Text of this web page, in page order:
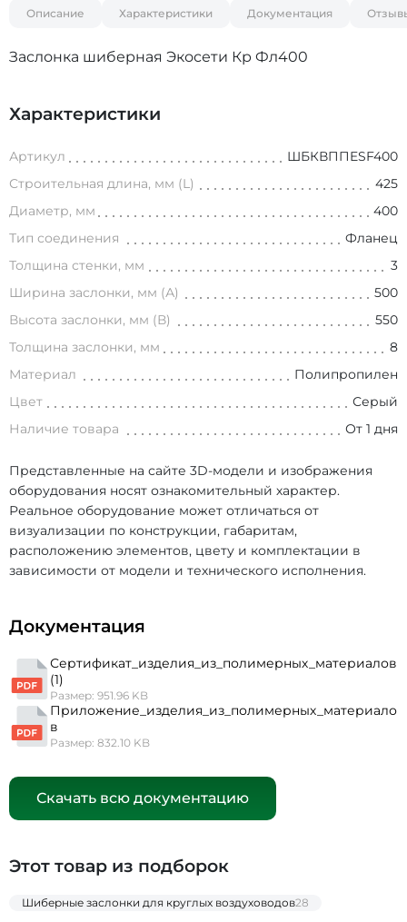
Описание Характеристики Документация
Заслонка шиберная Экосети Кр Фл400
Характеристики
Артикул
ШБКВППESF400
Строительная длина, мм (L)
425
Диаметр, мм
400
Тип соединения
Фланец
Толщина стенки, мм
3
Ширина заслонки, мм (А)
500
Высота заслонки, мм (В)
550
Толщина заслонки, мм
8
Материал
Полипропилен
Цвет
Серый
Наличие товара
От 1 дня
Представленные на сайте 3D-модели и изображения
оборудования носят ознакомительный характер.
Реальное оборудование может отличаться от
визуализации по конструкции, габаритам,
расположению элементов, цвету и комплектации в
зависимости от модели и технического исполнения.
Документация
Сертификат_изделия_из_полимерных_материалов
(1)
Размер: 951.96 KB
Приложение_изделия_из_полимерных_материало
в
Размер: 832.10 KB
Скачать всю документацию
Этот товар из подборок
Шиберные заслонки для круглых воздуховодов28